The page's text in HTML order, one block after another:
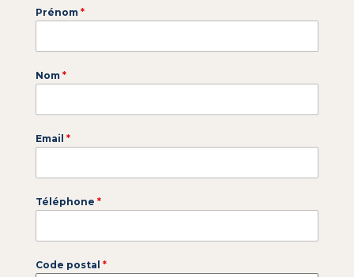
Prénom *
Nom *
Email *
Téléphone *
Code postal *